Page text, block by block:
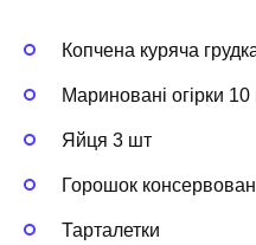
Копчена куряча
Мариновані огірки
Яйця 3 шт
Горошок
Тарталетки